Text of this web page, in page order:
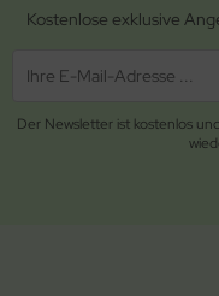
Kostenlose exklusive
Der Newsletter ist kostenlos